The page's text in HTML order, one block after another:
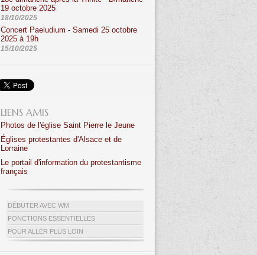
19 octobre 2025
18/10/2025
Concert Paeludium - Samedi 25 octobre
2025 à 19h
15/10/2025
LIENS AMIS
Photos de l'église Saint Pierre le Jeune
Églises protestantes d'Alsace et de
Lorraine
Le portail d'information du protestantisme
français
DÉBUTER AVEC WM
FONCTIONS ESSENTIELLES
POUR ALLER PLUS LOIN